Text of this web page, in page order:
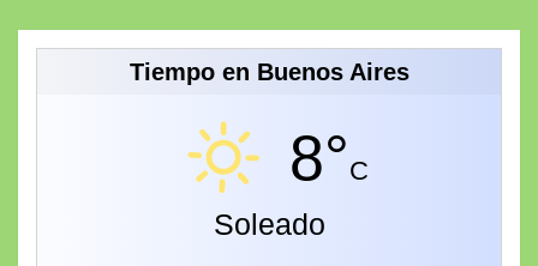
Tiempo en Buenos Aires
8°C
Soleado